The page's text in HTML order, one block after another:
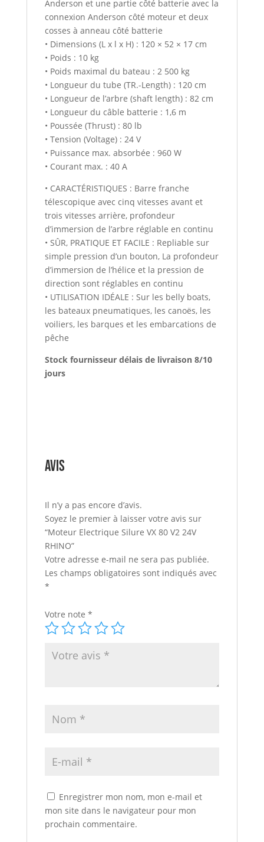
Anderson et une partie côté batterie avec la
connexion Anderson côté moteur et deux
cosses à anneau côté batterie
• Dimensions (L x l x H) : 120 × 52 × 17 cm
• Poids : 10 kg
• Poids maximal du bateau : 2 500 kg
• Longueur du tube (TR.-Length) : 120 cm
• Longueur de l’arbre (shaft length) : 82 cm
• Longueur du câble batterie : 1,6 m
• Poussée (Thrust) : 80 lb
• Tension (Voltage) : 24 V
• Puissance max. absorbée : 960 W
• Courant max. : 40 A
• CARACTÉRISTIQUES : Barre franche
télescopique avec cinq vitesses avant et
trois vitesses arrière, profondeur
d’immersion de l’arbre réglable en continu
• SÛR, PRATIQUE ET FACILE : Repliable sur
simple pression d’un bouton, La profondeur
d’immersion de l’hélice et la pression de
direction sont réglables en continu
• UTILISATION IDÉALE : Sur les belly boats,
les bateaux pneumatiques, les canoës, les
voiliers, les barques et les embarcations de
pêche
Stock fournisseur délais de livraison 8/10
jours
Avis
Il n’y a pas encore d’avis.
Soyez le premier à laisser votre avis sur
“Moteur Electrique Silure VX 80 V2 24V
RHINO”
Votre adresse e-mail ne sera pas publiée.
Les champs obligatoires sont indiqués avec
*
Votre note *
Enregistrer mon nom, mon e-mail et
mon site dans le navigateur pour mon
prochain commentaire.